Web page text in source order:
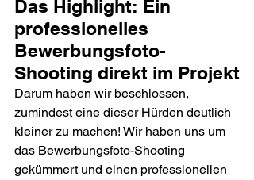
Das Highlight: Ein
professionelles
Bewerbungsfoto-
Shooting direkt im Projekt
Darum haben wir beschlossen,
zumindest eine dieser Hürden deutlich
kleiner zu machen! Wir haben uns um
das Bewerbungsfoto-Shooting
gekümmert und einen professionellen